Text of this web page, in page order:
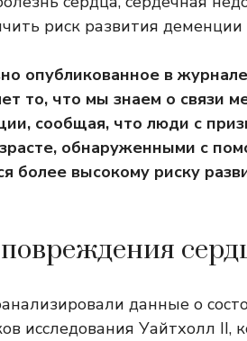
риск развития деменции
опубликованное в журнале
то, что мы знаем о связи
сообщая, что люди с
обнаруженными с
более высокому риску
данные о
исследования Уайтхолл II,